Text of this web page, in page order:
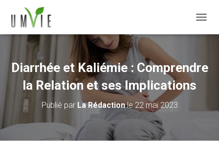
Diarrhée et Kaliémie : Comprendre
la Relation et ses Implications
Publié par La Rédactionle 22 mai 2023